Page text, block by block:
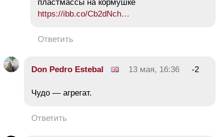
пластмассы на кормушке
https://ibb.co/Cb2dNch…
Ответить
Don Pedro Estebal 13 мая, 16:36 -2
Чудо — агрегат.
Ответить